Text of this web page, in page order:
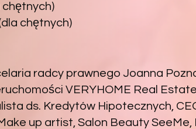
chętnych)
chętnych)
radcy prawnego Joanna
VERYHOME Real
ds. Kredytów Hipotecznych,
up artist, Salon Beauty SeeMe,